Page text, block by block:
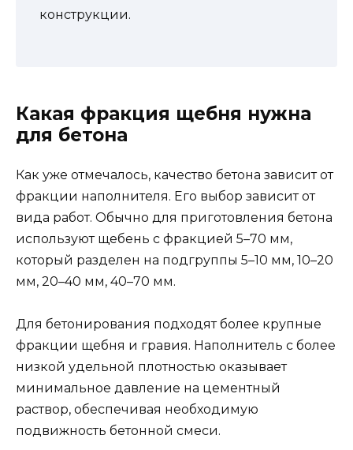
конструкции.
Какая фракция щебня нужна
для бетона
Как уже отмечалось, качество бетона зависит от
фракции наполнителя. Его выбор зависит от
вида работ. Обычно для приготовления бетона
используют щебень с фракцией 5–70 мм,
который разделен на подгруппы 5–10 мм, 10–20
мм, 20–40 мм, 40–70 мм.
Для бетонирования подходят более крупные
фракции щебня и гравия. Наполнитель с более
низкой удельной плотностью оказывает
минимальное давление на цементный
раствор, обеспечивая необходимую
подвижность бетонной смеси.